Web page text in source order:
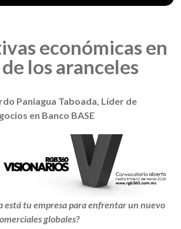
económicas en
los aranceles
Paniagua Taboada, Líder de
en Banco BASE
está tu empresa para enfrentar un nuevo
globales?